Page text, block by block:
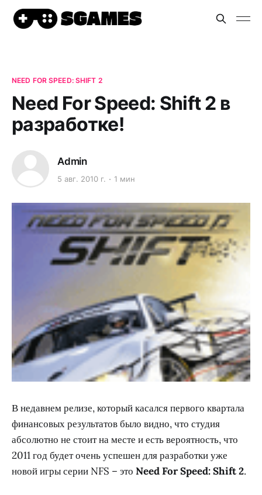
NEED FOR SPEED: SHIFT 2
Need For Speed: Shift 2 в
разработке!
Admin
5 авг. 2010 г. 1 мин
В недавнем релизе, который касался первого квартала
финансовых результатов было видно, что студия
абсолютно не стоит на месте и есть вероятность, что
2011 год будет очень успешен для разработки уже
новой игры серии NFS – это Need For Speed: Shift 2.